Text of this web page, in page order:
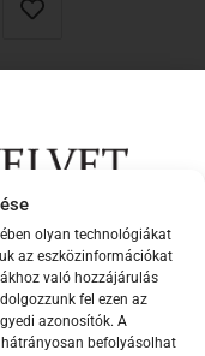
olyan technológiákat
az eszközinformációkat
való hozzájárulás
fel ezen az
azonosítók. A
befolyásolhat
új